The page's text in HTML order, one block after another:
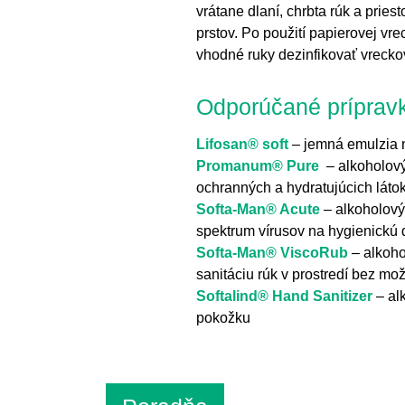
vrátane dlaní, chrbta rúk a
prstov. Po použití papierovej
vhodné ruky dezinfikovať
Odporúčané
Lifosan® soft – jemná emulzia
Promanum® Pure –
ochranných a hydratujúcich
Softa-Man® Acute –
spektrum vírusov na hygienickú
Softa-Man® ViscoRub –
sanitáciu rúk v prostredí bez
Softalind® Hand Sanitizer –
pokožku